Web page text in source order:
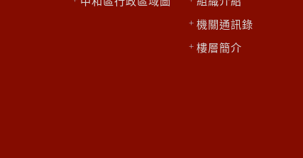
機關通訊錄
樓層簡介